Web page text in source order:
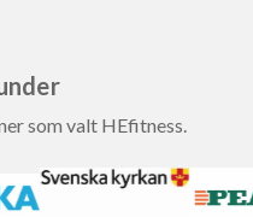
som valt HEfitness.